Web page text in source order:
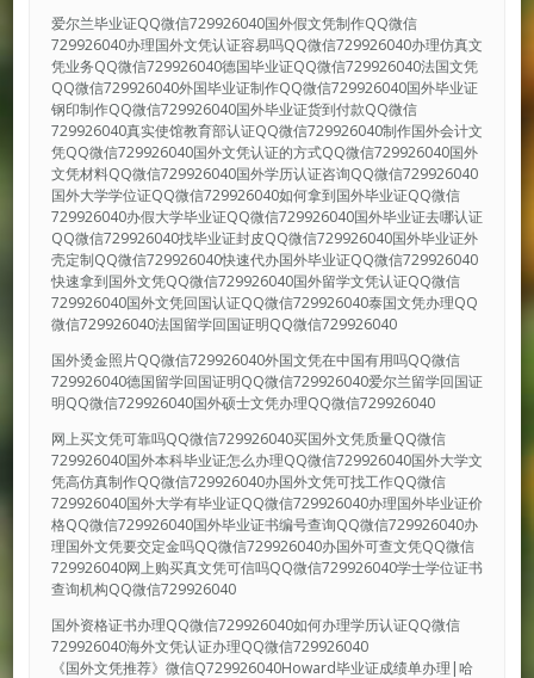
爱尔兰毕业证QQ微信729926040国外假文凭制作QQ微信
729926040办理国外文凭认证容易吗QQ微信729926040办理仿真文
凭业务QQ微信729926040德国毕业证QQ微信729926040法国文凭
QQ微信729926040外国毕业证制作QQ微信729926040国外毕业证
钢印制作QQ微信729926040国外毕业证货到付款QQ微信
729926040真实使馆教育部认证QQ微信729926040制作国外会计文
凭QQ微信729926040国外文凭认证的方式QQ微信729926040国外
文凭材料QQ微信729926040国外学历认证咨询QQ微信729926040
国外大学学位证QQ微信729926040如何拿到国外毕业证QQ微信
729926040办假大学毕业证QQ微信729926040国外毕业证去哪认证
QQ微信729926040找毕业证封皮QQ微信729926040国外毕业证外
壳定制QQ微信729926040快速代办国外毕业证QQ微信729926040
快速拿到国外文凭QQ微信729926040国外留学文凭认证QQ微信
729926040国外文凭回国认证QQ微信729926040泰国文凭办理QQ
微信729926040法国留学回国证明QQ微信729926040
国外烫金照片QQ微信729926040外国文凭在中国有用吗QQ微信
729926040德国留学回国证明QQ微信729926040爱尔兰留学回国证
明QQ微信729926040国外硕士文凭办理QQ微信729926040
网上买文凭可靠吗QQ微信729926040买国外文凭质量QQ微信
729926040国外本科毕业证怎么办理QQ微信729926040国外大学文
凭高仿真制作QQ微信729926040办国外文凭可找工作QQ微信
729926040国外大学有毕业证QQ微信729926040办理国外毕业证价
格QQ微信729926040国外毕业证书编号查询QQ微信729926040办
理国外文凭要交定金吗QQ微信729926040办国外可查文凭QQ微信
729926040网上购买真文凭可信吗QQ微信729926040学士学位证书
查询机构QQ微信729926040
国外资格证书办理QQ微信729926040如何办理学历认证QQ微信
729926040海外文凭认证办理QQ微信729926040
《国外文凭推荐》微信Q729926040Howard毕业证成绩单办理|哈